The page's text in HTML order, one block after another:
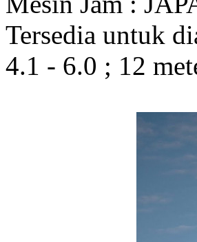
Tersedia untuk
4.1 - 6.0 ; 12